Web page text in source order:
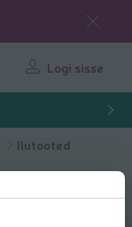
Logi sisse
Ilutooted